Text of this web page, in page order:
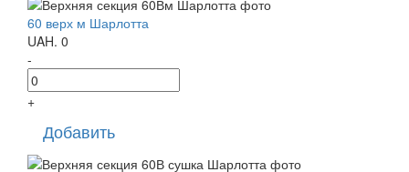
60 верх м Шарлотта
UAH. 0
-
+
Добавить